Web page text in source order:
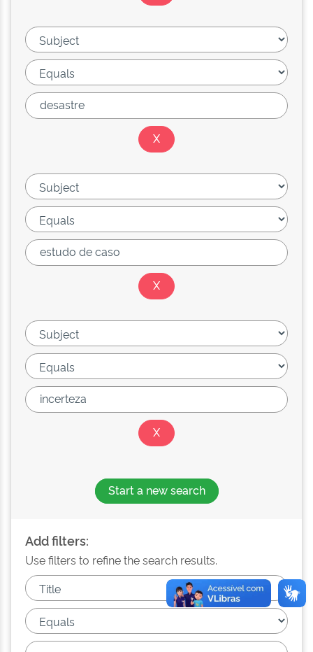
Start a new search
Add filters:
Use filters to refine the search results.